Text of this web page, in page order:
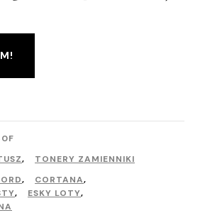
,
TONERY ZAMIENNIKI
, CORTANA,
, ESKY LOTY,